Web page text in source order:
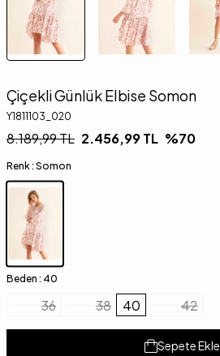
Çiçekli Günlük Elbise Somon
Y1811103_020
8.189,99TL 2.456,99TL %70
Renk : Somon
Beden : 40
36 38 40 42
Sepete Ekle